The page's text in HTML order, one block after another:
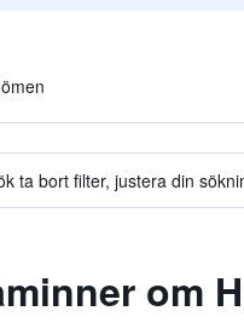
ta bort filter, justera din
om